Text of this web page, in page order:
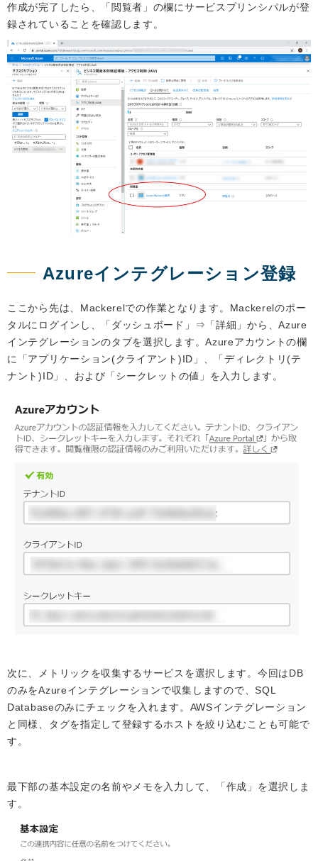
作成が完了したら、「閲覧者」の欄にサービスプリンシパルが登
録されていることを確認します。
Azureインテグレーション登録
ここから先は、Mackerelでの作業となります。Mackerelのポー
タルにログインし、「ダッシュボード」⇒「詳細」から、Azure
インテグレーションのタブを選択します。Azureアカウントの欄
に「アプリケーション(クライアント)ID」、「ディレクトリ(テ
ナント)ID」、および「シークレットの値」を入力します。
次に、メトリックを収集するサービスを選択します。今回はDB
のみをAzureインテグレーションで収集しますので、SQL
Databaseのみにチェックを入れます。AWSインテグレーション
と同様、タグを指定して登録するホストを絞り込むことも可能で
す。
最下部の基本設定の名前やメモを入力して、「作成」を選択しま
す。